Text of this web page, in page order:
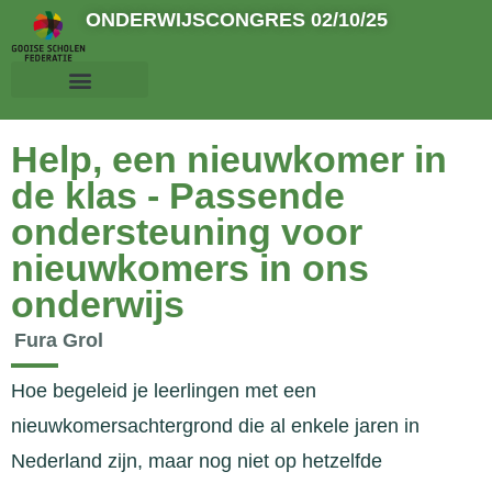
ONDERWIJSCONGRES 02/10/25
Help, een nieuwkomer in
de klas - Passende
ondersteuning voor
nieuwkomers in ons
onderwijs
Fura Grol
Hoe begeleid je leerlingen met een
nieuwkomersachtergrond die al enkele jaren in
Nederland zijn, maar nog niet op hetzelfde